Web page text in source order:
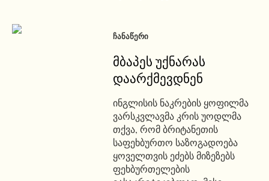
ᲩᲐᲜᲐᲬᲔᲠᲘ
მბაპეს უქნარას
დაარქმევდნენ
ინგლისის ნაკრების ყოფილმა
ვარსკვლავმა კრის უოდლმა
თქვა, რომ ბრიტანეთის
საფეხბურთო საზოგადოება
ყოველთვის ეძებს მიზეზებს
ფეხბურთელების